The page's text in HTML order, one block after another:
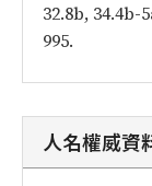
32.8b, 34.4b-
995.
人名權威資